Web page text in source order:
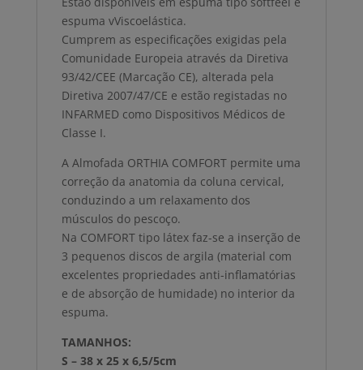
espuma vViscoelástica.
Cumprem as especificações exigidas pela
Comunidade Europeia através da Diretiva
93/42/CEE (Marcação CE), alterada pela
Diretiva 2007/47/CE e estão registadas no
INFARMED como Dispositivos Médicos de
Classe I.
A Almofada ORTHIA COMFORT permite uma
correção da anatomia da coluna cervical,
conduzindo a um relaxamento dos
músculos do pescoço.
Na COMFORT tipo látex faz-se a inserção de
3 pequenos discos de argila (material com
excelentes propriedades anti-inflamatórias
e de absorção de humidade) no interior da
espuma.
TAMANHOS:
S – 38 x 25 x 6,5/5cm